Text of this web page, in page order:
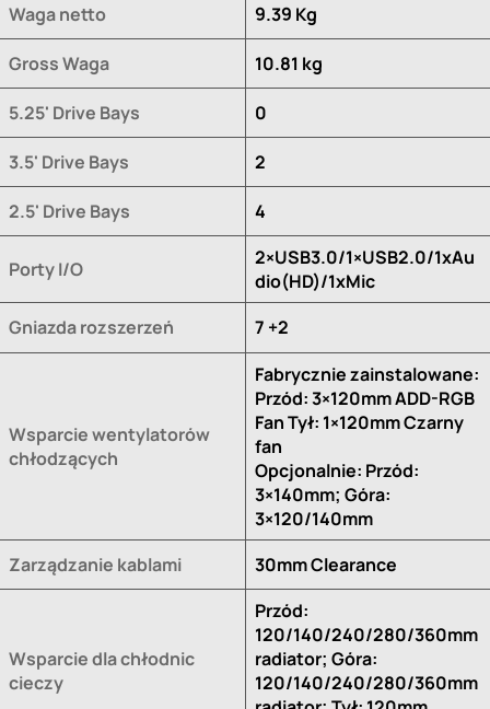
Waga netto 9.39 Kg
Gross Waga 10.81 kg
5.25' Drive Bays 0
3.5' Drive Bays 2
2.5' Drive Bays 4
Porty I/O
2×USB3.0/1×USB2.0/1xAu
dio(HD)/1xMic
Gniazda rozszerzeń
7 +2
Wsparcie wentylatorów
chłodzących
Fabrycznie zainstalowane:
Przód: 3×120mm ADD-RGB
Fan Tył: 1×120mm Czarny
fan
Opcjonalnie: Przód:
3×140mm; Góra:
3×120/140mm
Zarządzanie kablami
30mm Clearance
Wsparcie dla chłodnic
cieczy
Przód:
120/140/240/280/360mm
radiator; Góra:
120/140/240/280/360mm